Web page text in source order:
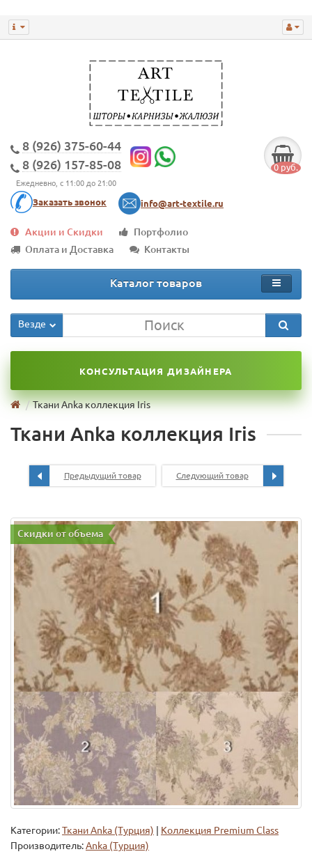
8 (926) 375-60-44
8 (926) 157-85-08
Ежедневно, с 11:00 до 21:00
Заказать звонок info@art-textile.ru
0 руб.
Акции и Скидки
Портфолио
Оплата и Доставка
Контакты
Каталог товаров
Везде
КОНСУЛЬТАЦИЯ ДИЗАЙНЕРА
Ткани Anka коллекция Iris
Ткани Anka коллекция Iris
Предыдущий товар Следующий товар
Скидки от объема
Категории:Ткани Anka (Турция)
Коллекция Premium Class
Производитель:Anka (Турция)